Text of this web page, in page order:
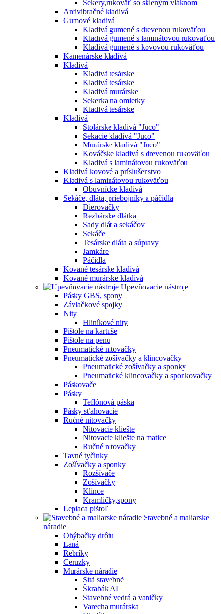
Sekery,rukoväť so skleným vláknom
Antivibračné kladivá
Gumové kladivá
Kladivá gumené s drevenou rukoväťou
Kladivá gumené s laminátovou rukoväťou
Kladivá gumené s kovovou rukoväťou
Kamenárske kladivá
Kladivá
Kladivá tesárske
Kladivá tesárske
Kladivá murárske
Sekerka na omietky
Kladivá tesárske
Kladivá
Stolárske kladivá "Juco"
Sekacie kladivá "Juco"
Murárske kladivá "Juco"
Kováčske kladivá s drevenou rukoväťou
Kladivá s laminátovou rukoväťou
Kladivá kovové a príslušenstvo
Kladivá s laminátovou rukoväťou
Obuvnícke kladivá
Sekáče, dláta, priebojníky a páčidla
Dierovačky
Rezbárske dlátka
Sady dlát a sekáčov
Sekáče
Tesárske dláta a súpravy
Jamkáre
Páčidla
Kované tesárske kladivá
Kované murárske kladivá
Upevňovacie nástroje
Pásky GBS, spony
Závlačkové spojky
Nity
Hliníkové nity
Pištole na kartuše
Pištole na penu
Pneumatické nitovačky
Pneumatické zošívačky a klincovačky
Pneumatické zošívačky a sponky
Pneumatické klincovačky a sponkovačky
Páskovače
Pásky
Teflónová páska
Pásky sťahovacie
Ručné nitovačky
Nitovacie kliešte
Nitovacie kliešte na matice
Ručné nitovačky
Tavné tyčinky
Zošívačky a sponky
Rozšívače
Zošívačky
Klince
Kramličky,spony
Lepiaca pištoľ
Stavebné a maliarske
náradie
Ohýbačky drôtu
Laná
Rebríky
Ceruzky
Murárske náradie
Sitá stavebné
Škrabák AL
Stavebné vedrá a vaničky
Varecha murárska